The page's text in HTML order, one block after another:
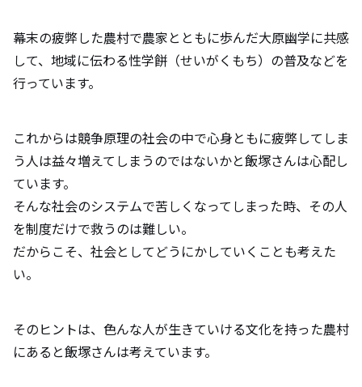
幕末の疲弊した農村で農家とともに歩んだ大原幽学に共感
して、地域に伝わる性学餅（せいがくもち）の普及などを
行っています。
これからは競争原理の社会の中で心身ともに疲弊してしま
う人は益々増えてしまうのではないかと飯塚さんは心配し
ています。
そんな社会のシステムで苦しくなってしまった時、その人
を制度だけで救うのは難しい。
だからこそ、社会としてどうにかしていくことも考えた
い。
そのヒントは、色んな人が生きていける文化を持った農村
にあると飯塚さんは考えています。